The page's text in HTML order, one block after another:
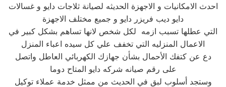
احدث الامكانيات و الاجهزة الحديثه لصيانة ثلاجات دايو و غسالات
دايو ديب فريزر دايو و جميع مختلف الاجهزة
التي عطلها تسبب ازمه لكل شخص لانها تساهم بشكل كبير في
الاعمال المنزليه التي تخفف علي كل سيده اعباء المنزل
دع عن كتفك الأحمال بشأن جهازك الكهربائي العاطل واتصل
على رقم صيانه شركه دايو المتاح دوما
وستجد أسلوب لبق في الحديث من ممثل خدمة عملاء توكيل